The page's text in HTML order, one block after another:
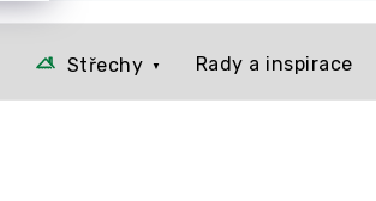
Střechy Rady a inspirace